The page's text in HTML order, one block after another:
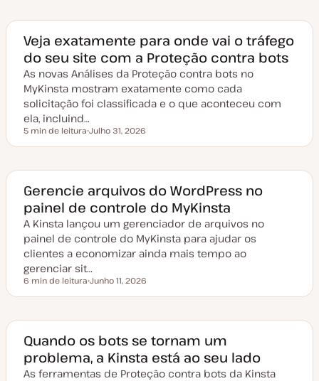
Veja exatamente para onde vai o tráfego
do seu site com a Proteção contra bots
As novas Análises da Proteção contra bots no
MyKinsta mostram exatamente como cada
solicitação foi classificada e o que aconteceu com
ela, incluind…
Tempo de leitura
5 min de leitura
a
a
e
a
u
a
i
z
a
ç
ã
Julho 31, 2026
Gerencie arquivos do WordPress no
painel de controle do MyKinsta
A Kinsta lançou um gerenciador de arquivos no
painel de controle do MyKinsta para ajudar os
clientes a economizar ainda mais tempo ao
gerenciar sit…
Tempo de leitura
6 min de leitura
a
a
e
a
t
u
a
Junho 11, 2026
Quando os bots se tornam um
problema, a Kinsta está ao seu lado
As ferramentas de Proteção contra bots da Kinsta